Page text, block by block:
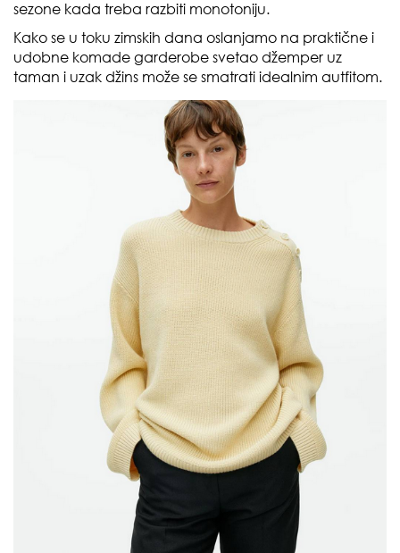
sezone kada treba razbiti monotoniju.
Kako se u toku zimskih dana oslanjamo na praktične i
udobne komade garderobe svetao džemper uz
taman i uzak džins može se smatrati idealnim autfitom.